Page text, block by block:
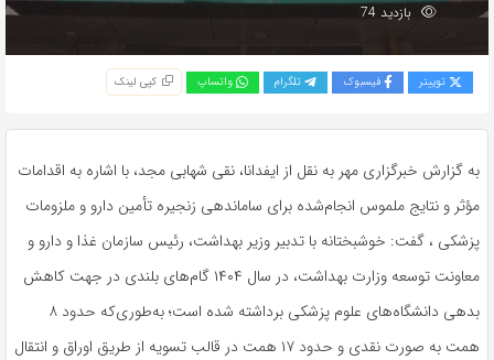
بازدید 74
توییتر فیسبوک تلگرام واتساپ کپی لینک
به گزارش خبرگزاری مهر به نقل از ایفدانا، نقی شهابی مجد، با اشاره به اقدامات
مؤثر و نتایج ملموس انجام‌شده برای ساماندهی زنجیره تأمین دارو و ملزومات
پزشکی ، گفت: خوشبختانه با تدبیر وزیر بهداشت، رئیس سازمان غذا و دارو و
معاونت توسعه وزارت بهداشت، در سال ۱۴۰۴ گام‌های بلندی در جهت کاهش
بدهی دانشگاه‌های علوم پزشکی برداشته شده است؛ به‌طوری‌که حدود ۸
همت به‌ صورت نقدی و حدود ۱۷ همت در قالب تسویه از طریق اوراق و انتقال